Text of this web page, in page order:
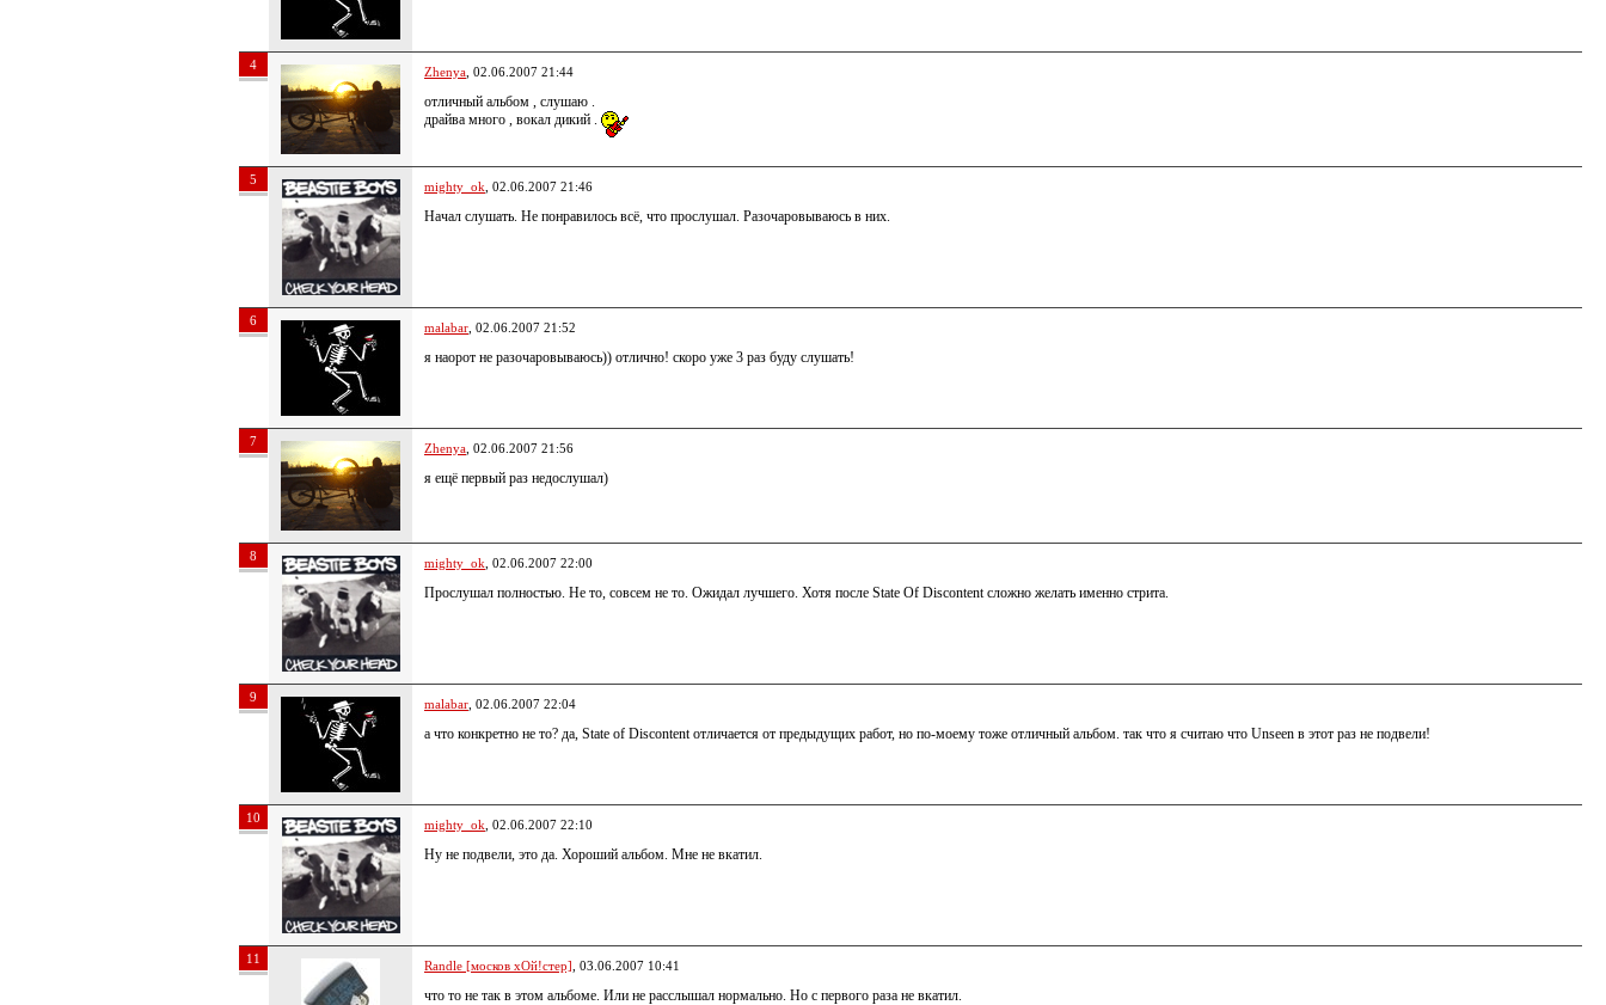
4 Zhenya , 02.06.2007 21:44
отличный альбом , слушаю .
драйва много , вокал дикий .
5 mighty_ok , 02.06.2007 21:46
Начал слушать. Не понравилось всё, что прослушал. Разочаровываюсь в них.
6 malabar , 02.06.2007 21:52
я наорот не разочаровываюсь)) отлично! скоро уже 3 раз буду слушать!
7 Zhenya , 02.06.2007 21:56
я ещё первый раз недослушал)
8 mighty_ok , 02.06.2007 22:00
Прослушал полностью. Не то, совсем не то. Ожидал лучшего. Хотя после State Of Discontent сложно желать именно стрита.
9 malabar , 02.06.2007 22:04
а что конкретно не то? да, State of Discontent отличается от предыдущих работ, но по-моему тоже отличный альбом. так что я считаю что Unseen в этот раз не подвели!
10 mighty_ok , 02.06.2007 22:10
Ну не подвели, это да. Хороший альбом. Мне не вкатил.
11 Randle [москов хОй!стер] , 03.06.2007 10:41
что то не так в этом альбоме. Или не расслышал нормально. Но с первого раза не вкатил.